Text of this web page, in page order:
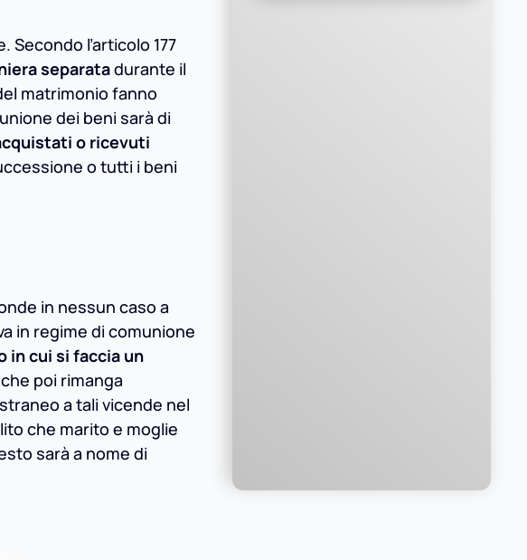
l’articolo 177
separatadurante il
matrimonio fanno
dei beni sarà di
o ricevuti
o tutti i beni
in nessun caso a
in regime di comunione
in cui si faccia un
poi rimanga
a tali vicende nel
che marito e moglie
sarà a nome di